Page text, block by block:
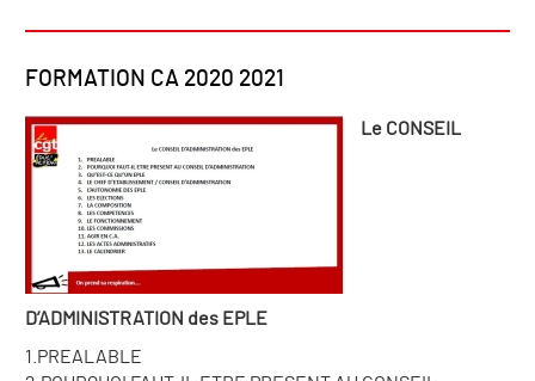
FORMATION CA 2020 2021
Le CONSEIL
D’ADMINISTRATION des EPLE
1.PREALABLE